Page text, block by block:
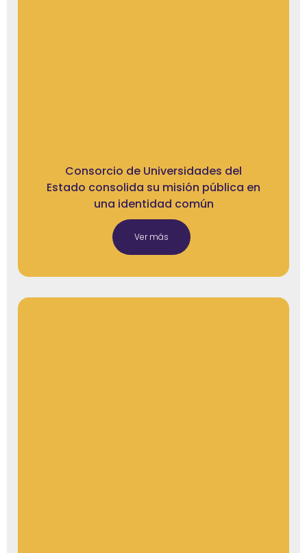
Ver más
Consorcio de Universidades del
Estado consolida su misión pública en
una identidad común